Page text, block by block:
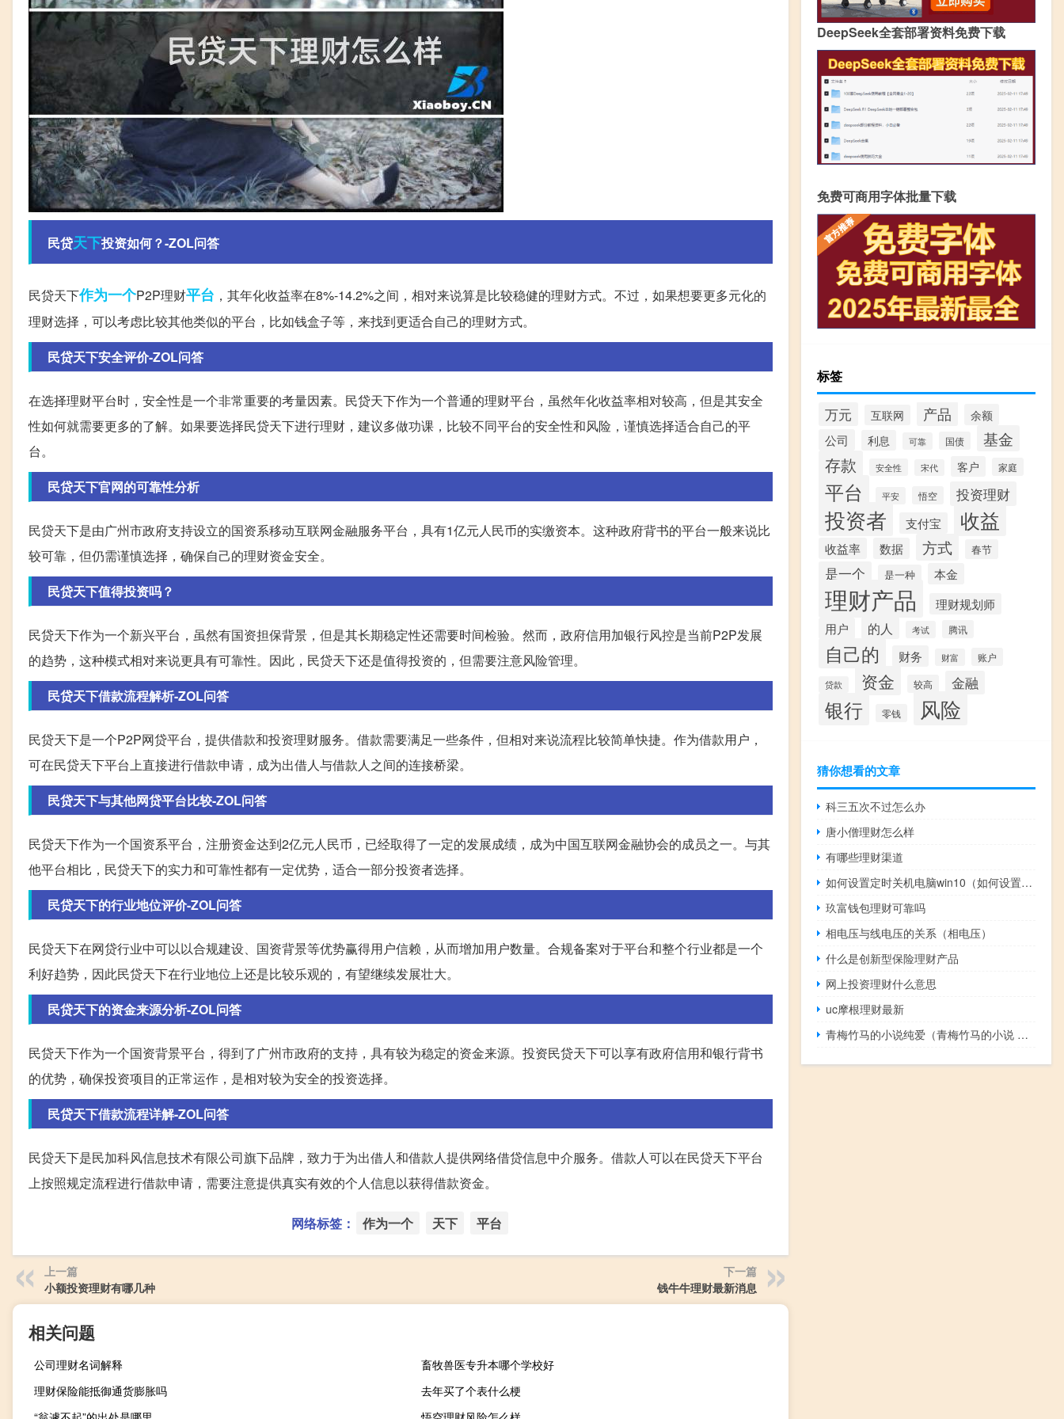
民贷天下投资如何？-ZOL问答
民贷天下作为一个P2P理财平台 ，其年化收益率在8%-14.2%之间，相对来说算是比较稳健的理财方式。不过，如果想要更多元化的
理财选择，可以考虑比较其他类似的平台，比如钱盒子等，来找到更适合自己的理财方式。
民贷天下安全评价-ZOL问答
在选择理财平台时，安全性是一个非常重要的考量因素。民贷天下作为一个普通的理财平台，虽然年化收益率相对较高，但是其安全
性如何就需要更多的了解。如果要选择民贷天下进行理财，建议多做功课，比较不同平台的安全性和风险，谨慎选择适合自己的平
台。
民贷天下官网的可靠性分析
民贷天下是由广州市政府支持设立的国资系移动互联网金融服务平台，具有1亿元人民币的实缴资本。这种政府背书的平台一般来说比
较可靠，但仍需谨慎选择，确保自己的理财资金安全。
民贷天下值得投资吗？
民贷天下作为一个新兴平台，虽然有国资担保背景，但是其长期稳定性还需要时间检验。然而，政府信用加银行风控是当前P2P发展
的趋势，这种模式相对来说更具有可靠性。因此，民贷天下还是值得投资的，但需要注意风险管理。
民贷天下借款流程解析-ZOL问答
民贷天下是一个P2P网贷平台，提供借款和投资理财服务。借款需要满足一些条件，但相对来说流程比较简单快捷。作为借款用户，
可在民贷天下平台上直接进行借款申请，成为出借人与借款人之间的连接桥梁。
民贷天下与其他网贷平台比较-ZOL问答
民贷天下作为一个国资系平台，注册资金达到2亿元人民币，已经取得了一定的发展成绩，成为中国互联网金融协会的成员之一。与其
他平台相比，民贷天下的实力和可靠性都有一定优势，适合一部分投资者选择。
民贷天下的行业地位评价-ZOL问答
民贷天下在网贷行业中可以以合规建设、国资背景等优势赢得用户信赖，从而增加用户数量。合规备案对于平台和整个行业都是一个
利好趋势，因此民贷天下在行业地位上还是比较乐观的，有望继续发展壮大。
民贷天下的资金来源分析-ZOL问答
民贷天下作为一个国资背景平台，得到了广州市政府的支持，具有较为稳定的资金来源。投资民贷天下可以享有政府信用和银行背书
的优势，确保投资项目的正常运作，是相对较为安全的投资选择。
民贷天下借款流程详解-ZOL问答
民贷天下是民加科风信息技术有限公司旗下品牌，致力于为出借人和借款人提供网络借贷信息中介服务。借款人可以在民贷天下平台
上按照规定流程进行借款申请，需要注意提供真实有效的个人信息以获得借款资金。
网络标签： 作为一个 天下 平台
上一篇
小额投资理财有哪几种
下一篇
钱牛牛理财最新消息
相关问题
公司理财名词解释
畜牧兽医专升本哪个学校好
理财保险能抵御通货膨胀吗
去年买了个表什么梗
DeepSeek全套部署资料免费下载
免费可商用字体批量下载
标签
万元 互联网 产品
余额
公司
利息 可靠 国债 基金
存款 安全性 宋代 客户 家庭
平台 平安 悟空 投资理财
投资者 支付宝 收益
收益率 数据 方式 春节
是一个 是一种 本金
理财产品
理财规划师
用户
的人 考试 腾讯
自己的 财务 财富 账户
贷款 资金 较高 金融
银行 零钱 风险
猜你想看的文章
科三五次不过怎么办
唐小僧理财怎么样
有哪些理财渠道
如何设置定时关机电脑win10（如何设置定时关机）
玖富钱包理财可靠吗
相电压与线电压的关系（相电压）
什么是创新型保险理财产品
网上投资理财什么意思
uc摩根理财最新
青梅竹马的小说纯爱（青梅竹马的小说 甜文）